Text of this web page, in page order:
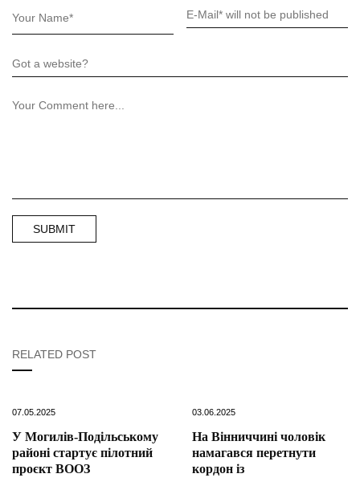
RELATED POST
07.05.2025
У Могилів-Подільському
районі стартує пілотний
проєкт ВООЗ
03.06.2025
На Вінниччині чоловік
намагався перетнути
кордон із